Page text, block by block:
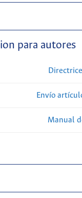
para autores
Envío
Manual